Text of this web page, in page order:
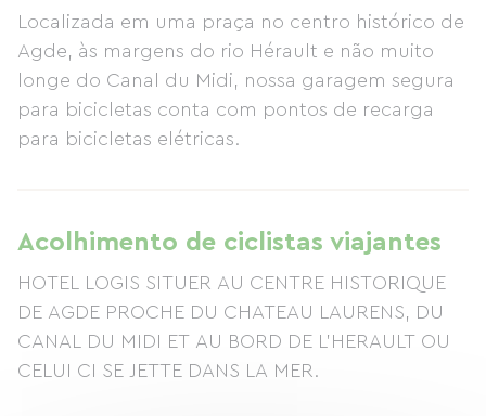
Localizada em uma praça no centro histórico de
Agde, às margens do rio Hérault e não muito
longe do Canal du Midi, nossa garagem segura
para bicicletas conta com pontos de recarga
para bicicletas elétricas.
Acolhimento de ciclistas viajantes
HOTEL LOGIS SITUER AU CENTRE HISTORIQUE
DE AGDE PROCHE DU CHATEAU LAURENS, DU
CANAL DU MIDI ET AU BORD DE L'HERAULT OU
CELUI CI SE JETTE DANS LA MER.